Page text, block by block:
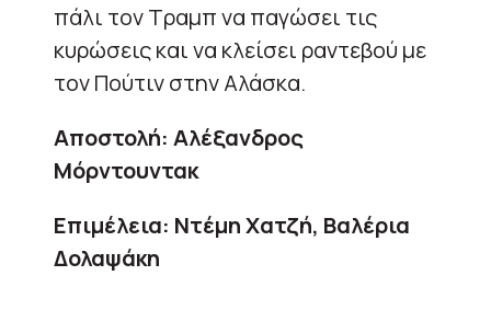
πάλι τον Τραμπ να παγώσει τις
κυρώσεις και να κλείσει ραντεβού με
τον Πούτιν στην Αλάσκα.
Αποστολή: Αλέξανδρος
Μόρντουντακ
Επιμέλεια: Ντέμη Χατζή, Βαλέρια
Δολαψάκη